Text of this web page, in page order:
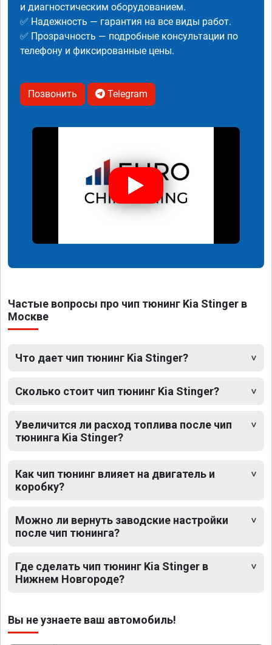
и диагностическим оборудованием.
✅ Надежность — гарантия на все виды работ.
✅ Прозрачность — подробные консультации по
телефону и фиксированные цены.
Позвонить Telegram
Частые вопросы про чип тюнинг Kia Stinger в
Москве
Что дает чип тюнинг Kia Stinger?
Сколько стоит чип тюнинг Kia Stinger?
Увеличится ли расход топлива после чип
тюнинга Kia Stinger?
Как чип тюнинг влияет на двигатель и
коробку?
Можно ли вернуть заводские настройки
после чип тюнинга?
Где сделать чип тюнинг Kia Stinger в
Нижнем Новгороде?
Вы не узнаете ваш автомобиль!